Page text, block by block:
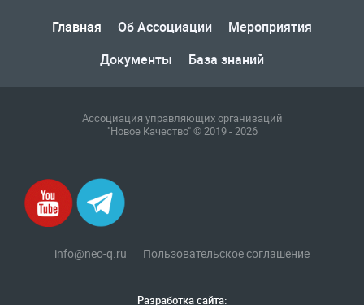
Главная Об Ассоциации
Мероприятия
Документы
База знаний
Ассоциация управляющих организаций
"Новое Качество" © 2019 - 2026
info@neo-q.ru Пользовательское соглашение
Разработка сайта: